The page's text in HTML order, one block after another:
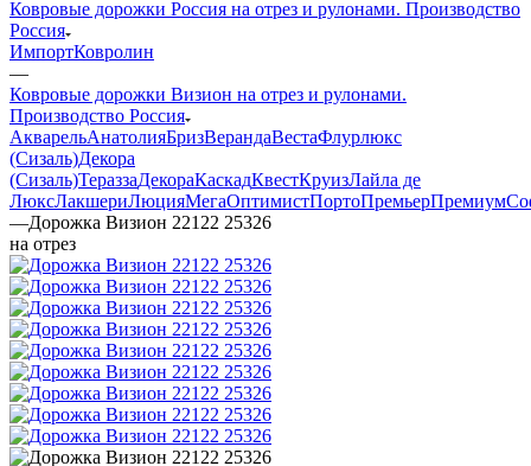
Ковровые дорожки Россия на отрез и рулонами. Производство
Россия
ИмпортКовролин
—
Ковровые дорожки Визион на отрез и рулонами.
Производство Россия
АкварельАнатолияБризВерандаВестаФлурлюкс
(Сизаль)Декора
(Сизаль)ТераззаДекораКаскадКвестКруизЛайла де
ЛюксЛакшериЛюцияМегаОптимистПортоПремьерПремиум
—Дорожка Визион 22122 25326
на отрез